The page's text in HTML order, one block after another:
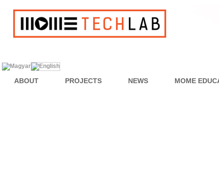
ABOUT PROJECTS NEWS MOME